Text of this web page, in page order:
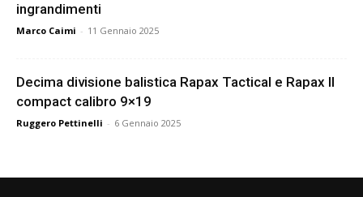
ingrandimenti
Marco Caimi - 11 Gennaio 2025
Decima divisione balistica Rapax Tactical e Rapax II
compact calibro 9×19
Ruggero Pettinelli - 6 Gennaio 2025